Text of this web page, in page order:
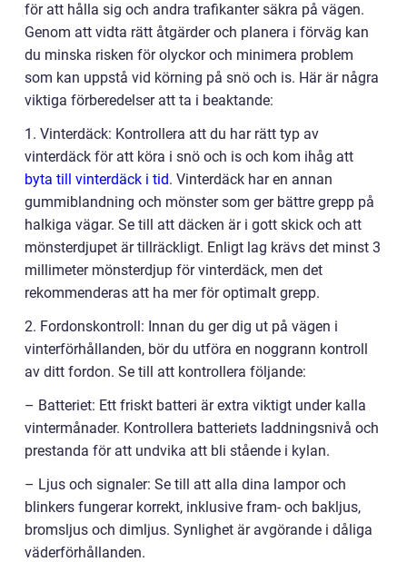
för att hålla sig och andra trafikanter säkra på vägen.
Genom att vidta rätt åtgärder och planera i förväg kan
du minska risken för olyckor och minimera problem
som kan uppstå vid körning på snö och is. Här är några
viktiga förberedelser att ta i beaktande:
1. Vinterdäck: Kontrollera att du har rätt typ av
vinterdäck för att köra i snö och is och kom ihåg att
byta till vinterdäck i tid. Vinterdäck har en annan
gummiblandning och mönster som ger bättre grepp på
halkiga vägar. Se till att däcken är i gott skick och att
mönsterdjupet är tillräckligt. Enligt lag krävs det minst 3
millimeter mönsterdjup för vinterdäck, men det
rekommenderas att ha mer för optimalt grepp.
2. Fordonskontroll: Innan du ger dig ut på vägen i
vinterförhållanden, bör du utföra en noggrann kontroll
av ditt fordon. Se till att kontrollera följande:
– Batteriet: Ett friskt batteri är extra viktigt under kalla
vintermånader. Kontrollera batteriets laddningsnivå och
prestanda för att undvika att bli stående i kylan.
– Ljus och signaler: Se till att alla dina lampor och
blinkers fungerar korrekt, inklusive fram- och bakljus,
bromsljus och dimljus. Synlighet är avgörande i dåliga
väderförhållanden.